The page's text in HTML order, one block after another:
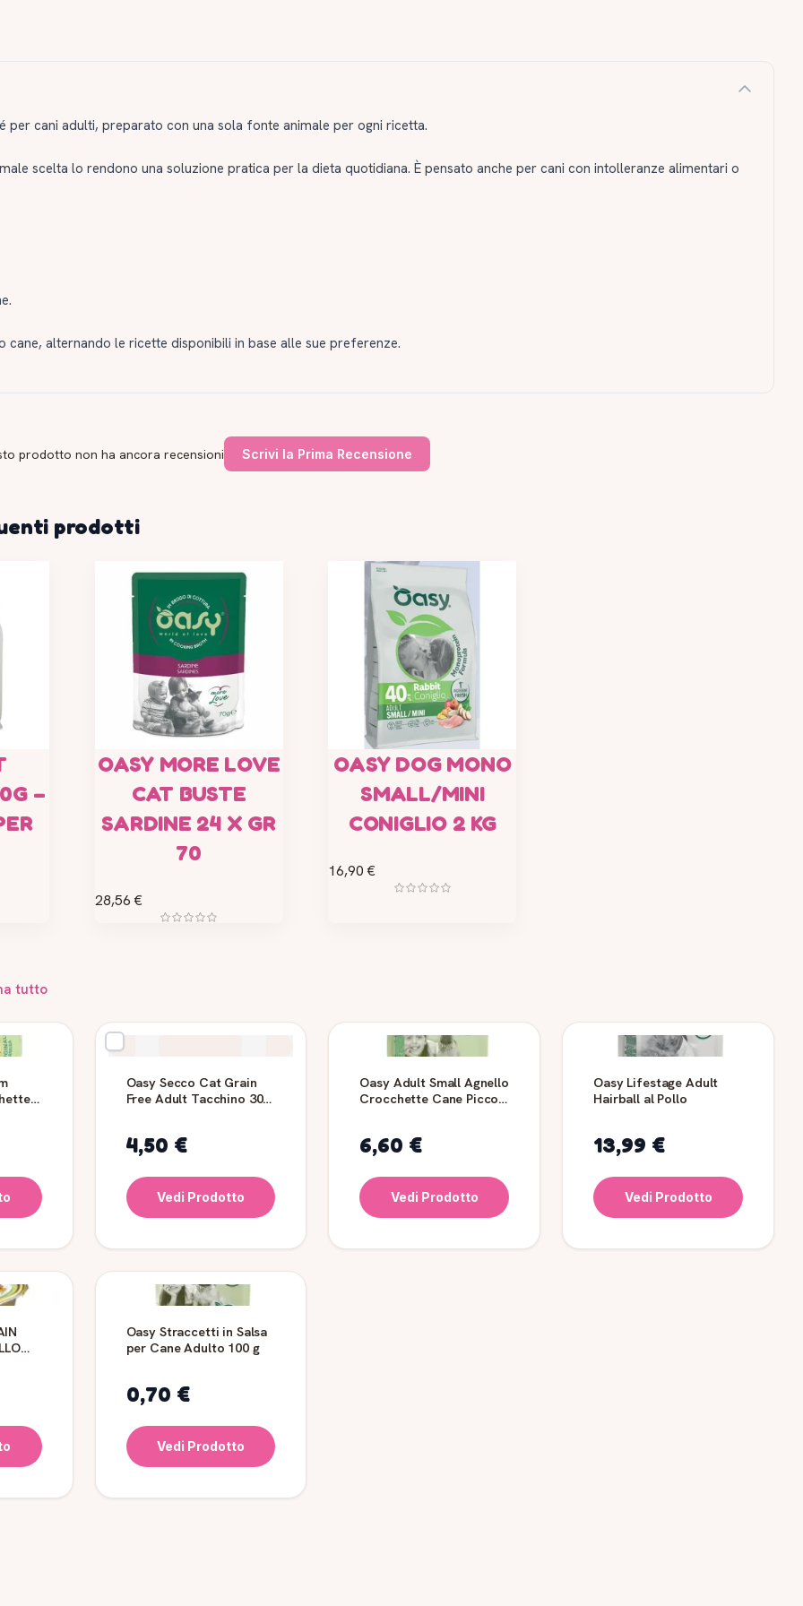
cani adulti, preparato con una sola fonte animale per ogni ricetta.
scelta lo rendono una soluzione pratica per la dieta quotidiana. È pensato anche per cani con intolleranze alimentari o
alternando le ricette disponibili in base alle sue preferenze.
prodotto non ha ancora recensioni Scrivi la Prima Recensione
prodotti
–
OASY MORE LOVE
CAT BUSTE
SARDINE 24 X GR
70
28,56 €
OASY DOG MONO
SMALL/MINI
CONIGLIO 2 KG
16,90 €
tutto
Oasy Secco Cat Grain
Free Adult Tacchino 300
4,50 €
Vedi Prodotto
Oasy Adult Small Agnello
Crocchette Cane Piccola
6,60 €
Vedi Prodotto
Oasy Lifestage Adult
Hairball al Pollo
13,99 €
Vedi Prodotto
Oasy Straccetti in Salsa
per Cane Adulto 100 g
0,70 €
Vedi Prodotto